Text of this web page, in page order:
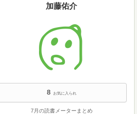
加藤佑介
8 お気に入られ
7月の読書メーターまとめ